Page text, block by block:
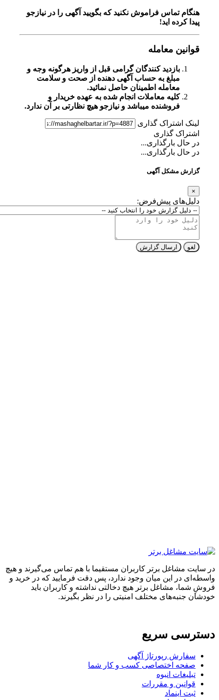
هنگام تماس فراموش نکنید که بگویید آگهی را در نیازجو
پیدا کرده اید!
قوانین معامله
بازدید کنندگان گرامی قبل از واریز هرگونه وجه و
مبلغ به حساب آگهی دهنده از صحت و سلامت
معامله اطمینان حاصل نمائید.
کلیه معاملات انجام شده به عهده خریدار و
فروشنده میباشد و نیازجو هیچ نظارتی بر آن ندارد.
لینک اشتراک گذاری
اشتراک گذاری
در حال بارگذاری...
در حال بارگذاری...
گزارش مشکل آگهی
دلیل‌های پیش‌فرض:
ارسال گزارش
مشاغل برتر کاربران مستقیما با هم تماس می‌گیرند و هیچ
در این میان وجود ندارد، پس دقت فرمایید که در خرید و
شما، مشاغل برتر هیچ دخالتی نداشته و کاربران باید
جنبه‌های مختلف امنیتی را در نظر بگیرند.
سریع
سفارش رپورتاژ آگهی
صفحه اختصاصی کسب و کار شما
تبلیغات انبوه
قوانین و مقررات
ثبت اینماد